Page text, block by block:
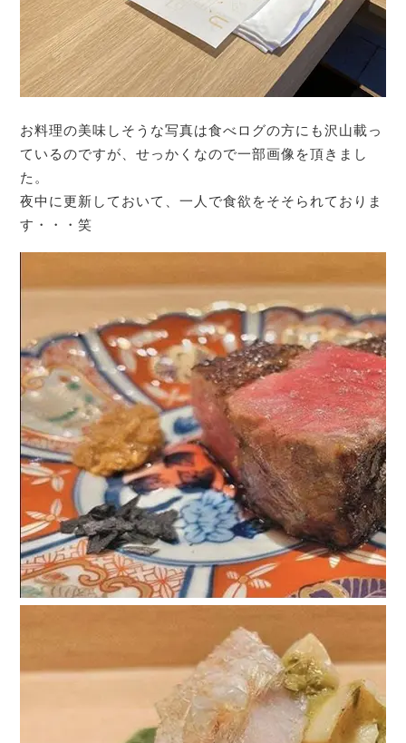
お料理の美味しそうな写真は食べログの方にも沢山載っ
ているのですが、せっかくなので一部画像を頂きまし
た。
夜中に更新しておいて、一人で食欲をそそられておりま
す・・・笑